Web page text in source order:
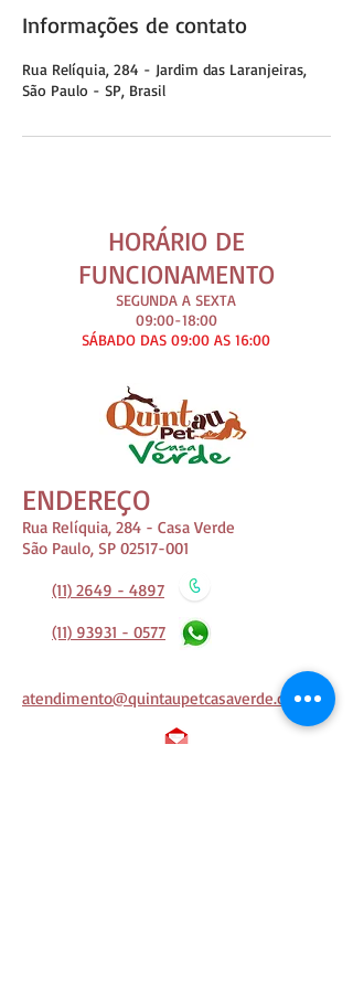
Informações de contato
Rua Relíquia, 284 - Jardim das Laranjeiras,
São Paulo - SP, Brasil
HORÁRIO DE
FUNCIONAMENTO
SEGUNDA A SEXTA
09:00-18:00
SÁBADO DAS 09:00 AS 16:00
ENDEREÇO
Rua Relíquia, 284 - Casa Verde
São Paulo, SP 02517-001
(11) 2649 - 4897
(11) 93931 - 0577
atendimento@quintaupetcasaverde.com.br